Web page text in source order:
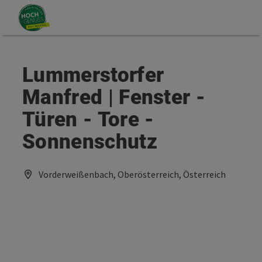
Zum Inhalt
Zum Seitenanfang
Lummerstorfer
Manfred | Fenster -
Türen - Tore -
Sonnenschutz
Vorderweißenbach, Oberösterreich, Österreich